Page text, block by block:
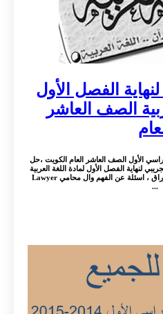
لنهاية الفصل الأول
الصف العاشر
الأول الصف العاشر العام الكويت ،حل
لنهاية الفصل الأول لمادة اللغة العربية
الصف العاشر العام، مجموع الأوراق أوراق ، اسئلة عن الفهم وال محامي Lawyer
...